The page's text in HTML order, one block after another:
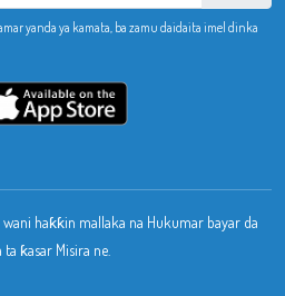
yanda ya kamata, ba zamu daidaita imel dinka
haƙƙin mallaka na Hukumar bayar da
ta ƙasar Misira ne.